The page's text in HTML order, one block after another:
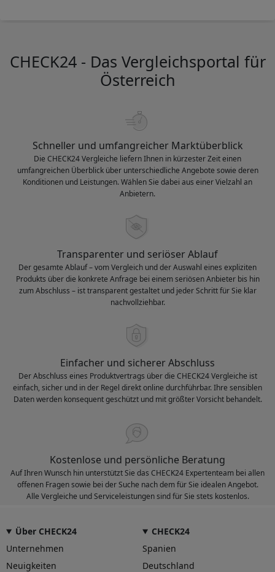
CHECK24 - Das Vergleichsportal für
Österreich
Schneller und umfangreicher Marktüberblick
Die CHECK24 Vergleiche liefern Ihnen in kürzester Zeit einen
umfangreichen Überblick über unterschiedliche Angebote sowie deren
Konditionen und Leistungen. Wählen Sie dabei aus einer Vielzahl an
Anbietern.
Transparenter und seriöser Ablauf
Der gesamte Ablauf – vom Vergleich und der Auswahl eines expliziten
Produkts über die konkrete Anfrage bei einem seriösen Anbieter bis hin
zum Abschluss – ist transparent gestaltet und jeder Schritt für Sie klar
nachvollziehbar.
Einfacher und sicherer Abschluss
Der Abschluss eines Produktvertrags über die CHECK24 Vergleiche ist
einfach, sicher und in der Regel direkt online durchführbar. Ihre sensiblen
Daten werden konsequent geschützt und mit größter Vorsicht behandelt.
Kostenlose und persönliche Beratung
Auf Ihren Wunsch hin unterstützt Sie das CHECK24 Expertenteam bei allen
offenen Fragen sowie bei der Suche nach dem für Sie idealen Angebot.
Alle Vergleiche und Serviceleistungen sind für Sie stets kostenlos.
Über CHECK24
Unternehmen
Neuigkeiten
CHECK24
Spanien
Deutschland